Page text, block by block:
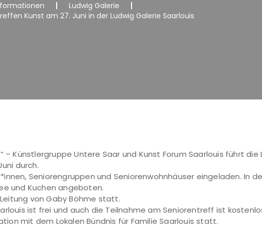
Ludwig Galerie
Kunst am 27. Juni in der Ludwig Galerie Saarlouis
– Künstlergruppe Untere Saar und Kunst Forum Saarlouis führt
durch.
Seniorengruppen und Seniorenwohnhäuser eingeladen. In
und Kuchen angeboten.
von Gaby Böhme statt.
ist frei und auch die Teilnahme am Seniorentreff ist
mit dem Lokalen Bündnis für Familie Saarlouis statt.